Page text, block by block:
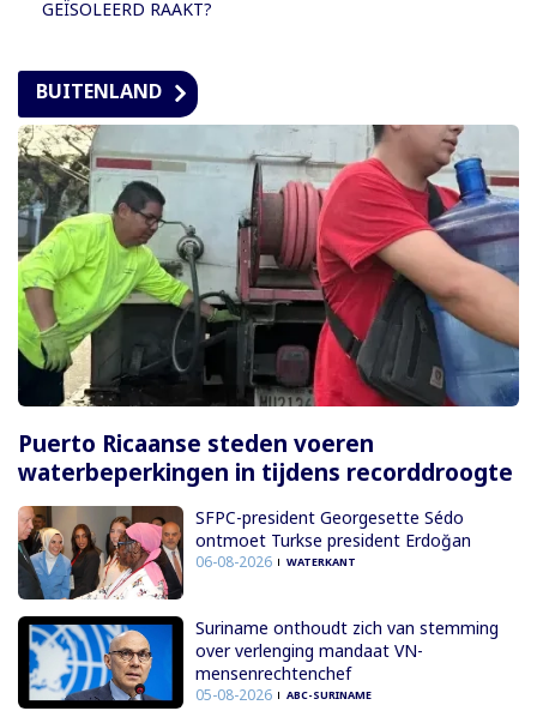
GEÏSOLEERD RAAKT?
BUITENLAND
Puerto Ricaanse steden voeren
waterbeperkingen in tijdens recorddroogte
SFPC-president Georgesette Sédo
ontmoet Turkse president Erdoğan
06-08-2026 WATERKANT
Suriname onthoudt zich van stemming
over verlenging mandaat VN-
mensenrechtenchef
05-08-2026 ABC-SURINAME